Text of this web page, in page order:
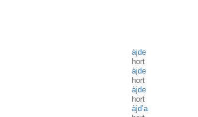
àjde
hort
àjde
hort
àjde
hort
àjd’a